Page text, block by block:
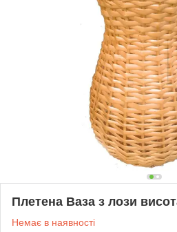
Плетена Ваза з лози
Немає в наявності